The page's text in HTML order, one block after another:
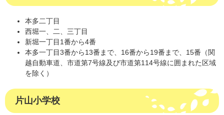
本多二丁目
西堀一、二、三丁目
新堀一丁目1番から4番
本多一丁目3番から13番まで、16番から19番まで、15番（関
越自動車道、市道第7号線及び市道第114号線に囲まれた区域
を除く）
片山小学校